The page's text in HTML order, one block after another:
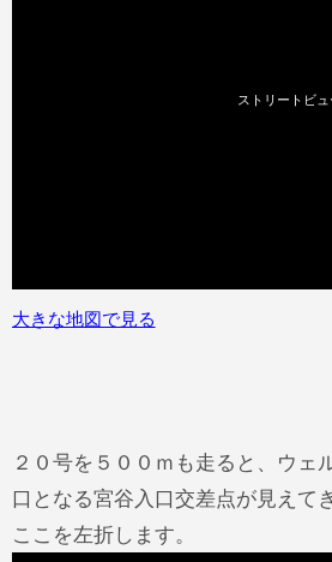
大きな地図で見る
２０号を５００ｍも走ると、ウェ
口となる宮谷入口交差点が見えて
ここを左折します。